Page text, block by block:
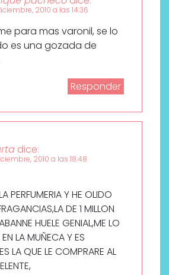
2010 a las 14:36
para mas varonil, se lo
es una gozada de
Responder
dice:
2010 a las 18:48
PERFUMERIA Y HE OLIDO
DE 1 MILLON
HUELE GENIAL,ME LO
LA MUÑECA Y ES
LA QUE LE COMPRARE AL